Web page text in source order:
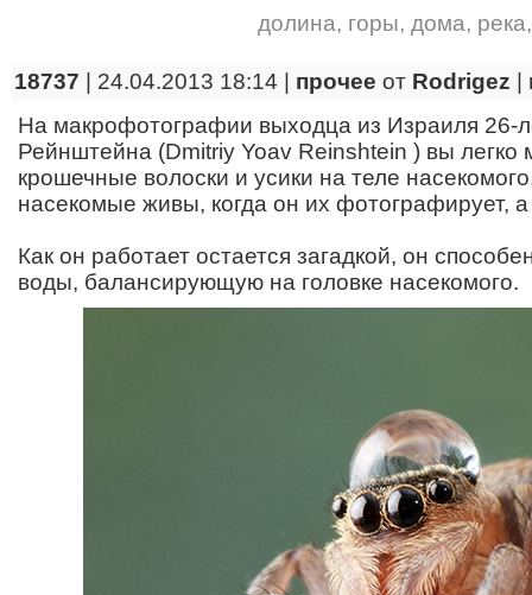
долина, горы, дома, река
18737 | 24.04.2013 18:14 | прочее от Rodrigez
На макрофотографии выходца из Израиля 26-
Рейнштейна (Dmitriy Yoav Reinshtein ) вы легко
крошечные волоски и усики на теле
насекомые живы, когда он их фотографирует, а
Как он работает остается загадкой, он
воды, балансирующую на головке насекомого.